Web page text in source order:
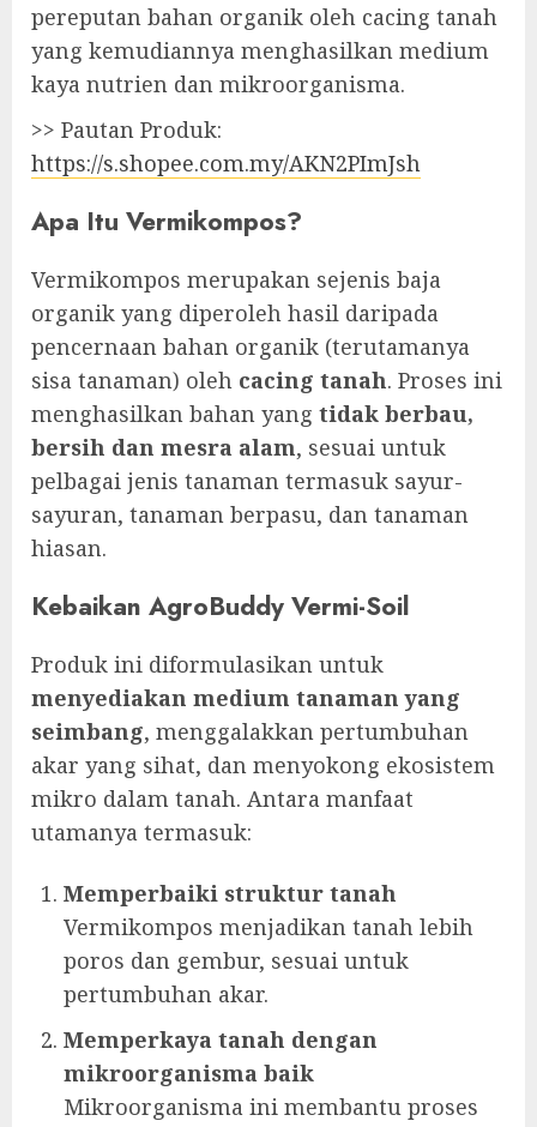
pereputan bahan organik oleh cacing tanah
yang kemudiannya menghasilkan medium
kaya nutrien dan mikroorganisma.
>> Pautan Produk:
https://s.shopee.com.my/AKN2PImJsh
Apa Itu Vermikompos?
Vermikompos merupakan sejenis baja
organik yang diperoleh hasil daripada
pencernaan bahan organik (terutamanya
sisa tanaman) oleh cacing tanah. Proses ini
menghasilkan bahan yang tidak berbau,
bersih dan mesra alam, sesuai untuk
pelbagai jenis tanaman termasuk sayur-
sayuran, tanaman berpasu, dan tanaman
hiasan.
Kebaikan AgroBuddy Vermi-Soil
Produk ini diformulasikan untuk
menyediakan medium tanaman yang
seimbang, menggalakkan pertumbuhan
akar yang sihat, dan menyokong ekosistem
mikro dalam tanah. Antara manfaat
utamanya termasuk:
Memperbaiki struktur tanah
Vermikompos menjadikan tanah lebih
poros dan gembur, sesuai untuk
pertumbuhan akar.
Memperkaya tanah dengan
mikroorganisma baik
Mikroorganisma ini membantu proses